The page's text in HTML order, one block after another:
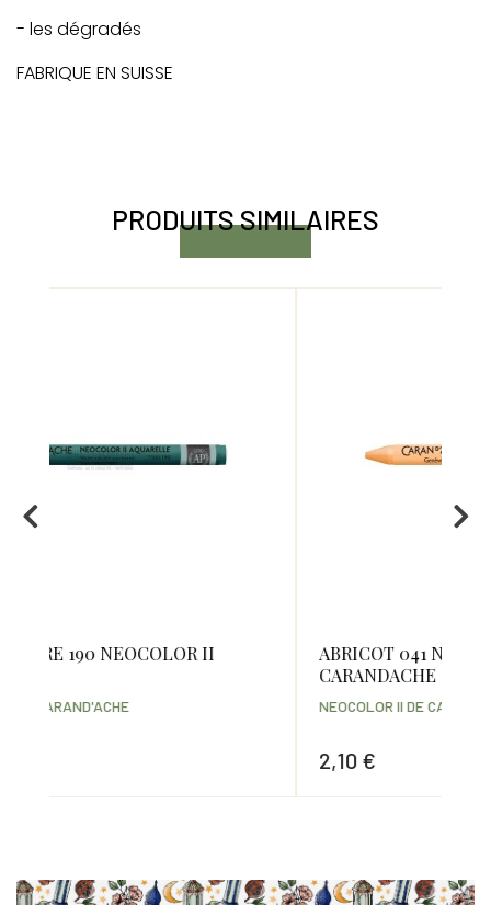
- les dégradés
FABRIQUE EN SUISSE
PRODUITS SIMILAIRES
ABRICOT 041 NEOCOLOR II
NEOCOLOR II DE CARAND'ACHE